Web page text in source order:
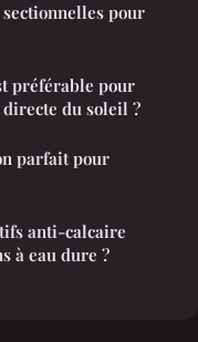
pour
préférable pour
du soleil ?
parfait pour
anti-calcaire
à eau dure ?